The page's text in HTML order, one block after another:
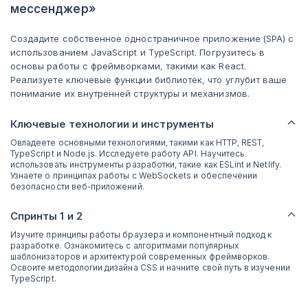
мессенджер»
Создадите собственное одностраничное приложение (SPA) с
использованием JavaScript и TypeScript. Погрузитесь в
основы работы с фреймворками, такими как React.
Реализуете ключевые функции библиотек, что углубит ваше
понимание их внутренней структуры и механизмов.
Ключевые технологии и инструменты
Овладеете основными технологиями, такими как HTTP, REST,
TypeScript и Node.js. Исследуете работу API. Научитесь
использовать инструменты разработки, такие как ESLint и Netlify.
Узнаете о принципах работы с WebSockets и обеспечении
безопасности веб-приложений.
Спринты 1 и 2
Изучите принципы работы браузера и компонентный подход к
разработке. Ознакомитесь с алгоритмами популярных
шаблонизаторов и архитектурой современных фреймворков.
Освоите методологии дизайна CSS и начните свой путь в изучении
TypeScript.